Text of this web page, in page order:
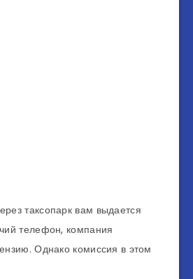
таксопарк вам выдается
телефон, компания
Однако комиссия в этом